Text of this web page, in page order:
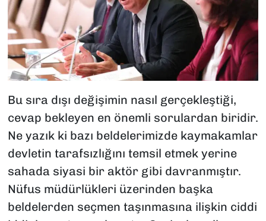
Bu sıra dışı değişimin nasıl gerçekleştiği,
cevap bekleyen en önemli sorulardan biridir.
Ne yazık ki bazı beldelerimizde kaymakamlar
devletin tarafsızlığını temsil etmek yerine
sahada siyasi bir aktör gibi davranmıştır.
Nüfus müdürlükleri üzerinden başka
beldelerden seçmen taşınmasına ilişkin ciddi